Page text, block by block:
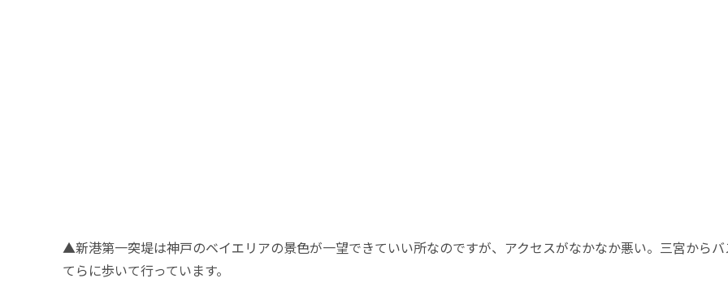
▲新港第一突堤は神戸のベイエリアの景色が一望できていい所なのですが、アクセスがなかなか悪い。三宮から
てらに歩いて行っています。